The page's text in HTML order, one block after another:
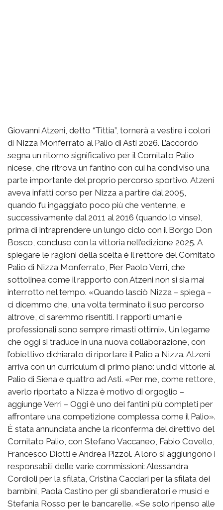
Giovanni Atzeni, detto “Tittia”, tornerà a vestire i colori
di Nizza Monferrato al Palio di Asti 2026. L’accordo
segna un ritorno significativo per il Comitato Palio
nicese, che ritrova un fantino con cui ha condiviso una
parte importante del proprio percorso sportivo. Atzeni
aveva infatti corso per Nizza a partire dal 2005,
quando fu ingaggiato poco più che ventenne, e
successivamente dal 2011 al 2016 (quando lo vinse),
prima di intraprendere un lungo ciclo con il Borgo Don
Bosco, concluso con la vittoria nell’edizione 2025. A
spiegare le ragioni della scelta è il rettore del Comitato
Palio di Nizza Monferrato, Pier Paolo Verri, che
sottolinea come il rapporto con Atzeni non si sia mai
interrotto nel tempo. «Quando lasciò Nizza – spiega –
ci dicemmo che, una volta terminato il suo percorso
altrove, ci saremmo risentiti. I rapporti umani e
professionali sono sempre rimasti ottimi». Un legame
che oggi si traduce in una nuova collaborazione, con
l’obiettivo dichiarato di riportare il Palio a Nizza. Atzeni
arriva con un curriculum di primo piano: undici vittorie al
Palio di Siena e quattro ad Asti. «Per me, come rettore,
averlo riportato a Nizza è motivo di orgoglio –
aggiunge Verri – Oggi è uno dei fantini più completi per
affrontare una competizione complessa come il Palio».
È stata annunciata anche la riconferma del direttivo del
Comitato Palio, con Stefano Vaccaneo, Fabio Covello,
Francesco Diotti e Andrea Pizzol. A loro si aggiungono i
responsabili delle varie commissioni: Alessandra
Cordioli per la sfilata, Cristina Cacciari per la sfilata dei
bambini, Paola Castino per gli sbandieratori e musici e
Stefania Rosso per le bancarelle. «Se solo ripenso alle